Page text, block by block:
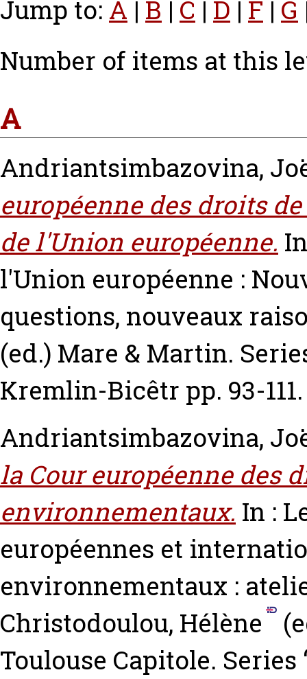
Jump to: A | B | C | D | F | G
Number of items at this
A
Andriantsimbazovina,
européenne des droits
de l'Union européenne.
l'Union européenne :
questions, nouveaux
(ed.) Mare & Martin.
Kremlin-Bicêtr pp. 93-111.
Andriantsimbazovina,
la Cour européenne des
environnementaux. In :
européennes et
environnementaux :
Christodoulou, Hélène
Toulouse Capitole.